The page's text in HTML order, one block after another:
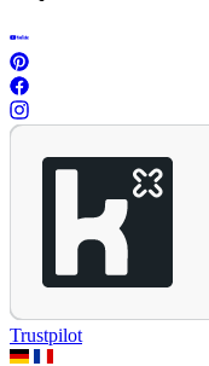
Trustpilot